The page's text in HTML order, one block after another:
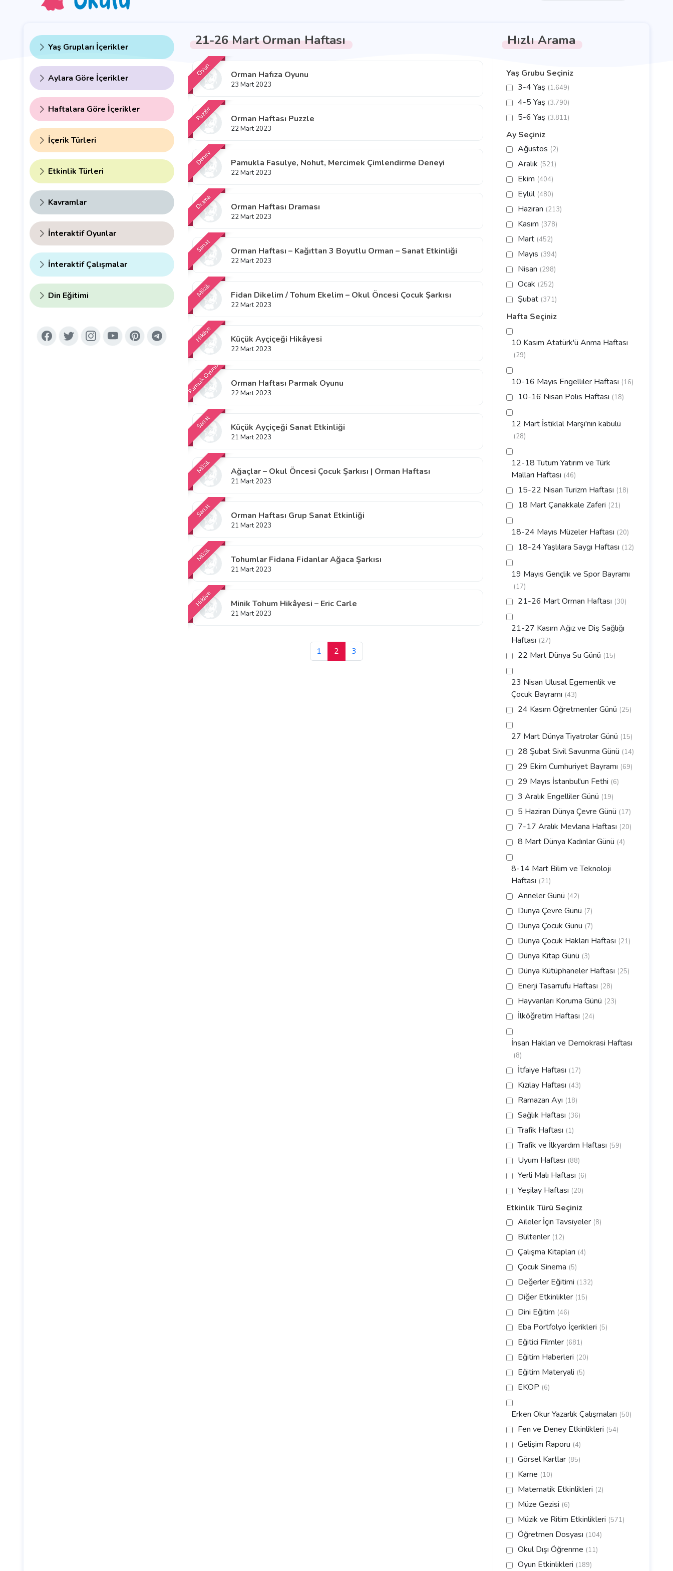
Yaş Grupları İçerikler
Aylara Göre İçerikler
Haftalara Göre İçerikler
İçerik Türleri
Etkinlik Türleri
Kavramlar
İnteraktif Oyunlar
İnteraktif Çalışmalar
Din Eğitimi
21-26 Mart Orman Haftası
Oyun Orman Hafıza Oyunu
23 Mart 2023
Puzzle Orman Haftası Puzzle
22 Mart 2023
Deney Pamukla Fasulye, Nohut, Mercimek Çimlendirme Deneyi
22 Mart 2023
Drama Orman Haftası Draması
22 Mart 2023
Sanat Orman Haftası – Kağıttan 3 Boyutlu Orman – Sanat Etkinliği
22 Mart 2023
Müzik Fidan Dikelim / Tohum Ekelim – Okul Öncesi Çocuk Şarkısı
22 Mart 2023
Hikâye Küçük Ayçiçeği Hikâyesi
22 Mart 2023
Parmak Oyunu Orman Haftası Parmak Oyunu
22 Mart 2023
Sanat Küçük Ayçiçeği Sanat Etkinliği
21 Mart 2023
Müzik Ağaçlar – Okul Öncesi Çocuk Şarkısı | Orman Haftası
21 Mart 2023
Sanat Orman Haftası Grup Sanat Etkinliği
21 Mart 2023
Müzik Tohumlar Fidana Fidanlar Ağaca Şarkısı
21 Mart 2023
Hikâye Minik Tohum Hikâyesi – Eric Carle
21 Mart 2023
1 2 3
Hızlı Arama
Yaş Grubu Seçiniz
3-4 Yaş (1.649)
4-5 Yaş (3.790)
5-6 Yaş (3.811)
Ay Seçiniz
Ağustos (2)
Aralık (521)
Ekim (404)
Eylül (480)
Haziran (213)
Kasım (378)
Mart (452)
Mayıs (394)
Nisan (298)
Ocak (252)
Şubat (371)
Hafta Seçiniz
10 Kasım Atatürk'ü Anma Haftası
(29)
10-16 Mayıs Engelliler Haftası (16)
10-16 Nisan Polis Haftası (18)
12 Mart İstiklal Marşı'nın kabulü
(28)
12-18 Tutum Yatırım ve Türk
Malları Haftası (46)
15-22 Nisan Turizm Haftası (18)
18 Mart Çanakkale Zaferi (21)
18-24 Mayıs Müzeler Haftası (20)
18-24 Yaşlılara Saygı Haftası (12)
19 Mayıs Gençlik ve Spor Bayramı
(17)
21-26 Mart Orman Haftası (30)
21-27 Kasım Ağız ve Diş Sağlığı
Haftası (27)
22 Mart Dünya Su Günü (15)
23 Nisan Ulusal Egemenlik ve
Çocuk Bayramı (43)
24 Kasım Öğretmenler Günü (25)
27 Mart Dünya Tiyatrolar Günü (15)
28 Şubat Sivil Savunma Günü (14)
29 Ekim Cumhuriyet Bayramı (69)
29 Mayıs İstanbul'un Fethi (6)
3 Aralık Engelliler Günü (19)
5 Haziran Dünya Çevre Günü (17)
7-17 Aralık Mevlana Haftası (20)
8 Mart Dünya Kadınlar Günü (4)
8-14 Mart Bilim ve Teknoloji
Haftası (21)
Anneler Günü (42)
Dünya Çevre Günü (7)
Dünya Çocuk Günü (7)
Dünya Çocuk Hakları Haftası (21)
Dünya Kitap Günü (3)
Dünya Kütüphaneler Haftası (25)
Enerji Tasarrufu Haftası (28)
Hayvanları Koruma Günü (23)
İlköğretim Haftası (24)
İnsan Hakları ve Demokrasi Haftası
(8)
İtfaiye Haftası (17)
Kızılay Haftası (43)
Ramazan Ayı (18)
Sağlık Haftası (36)
Trafik Haftası (1)
Trafik ve İlkyardım Haftası (59)
Uyum Haftası (88)
Yerli Malı Haftası (6)
Yeşilay Haftası (20)
Etkinlik Türü Seçiniz
Aileler İçin Tavsiyeler (8)
Bültenler (12)
Çalışma Kitapları (4)
Çocuk Sinema (5)
Değerler Eğitimi (132)
Diğer Etkinlikler (15)
Dini Eğitim (46)
Eba Portfolyo İçerikleri (5)
Eğitici Filmler (681)
Eğitim Haberleri (20)
Eğitim Materyali (5)
EKOP (6)
Erken Okur Yazarlık Çalışmaları (50)
Fen ve Deney Etkinlikleri (54)
Gelişim Raporu (4)
Görsel Kartlar (85)
Karne (10)
Matematik Etkinlikleri (2)
Müze Gezisi (6)
Müzik ve Ritim Etkinlikleri (571)
Öğretmen Dosyası (104)
Okul Dışı Öğrenme (11)
Oyun Etkinlikleri (189)